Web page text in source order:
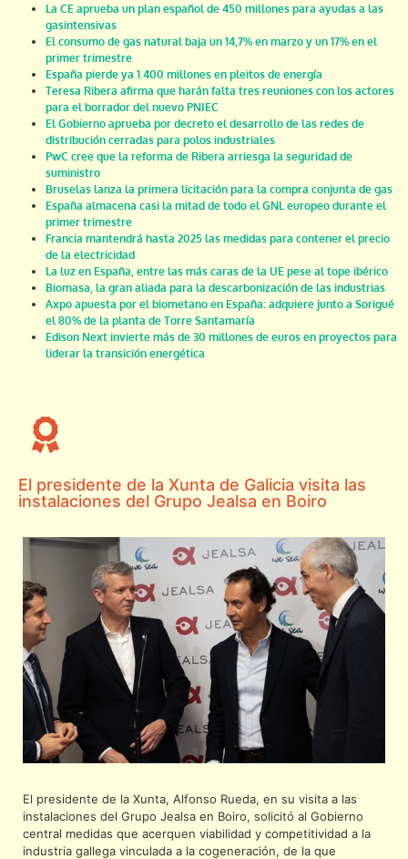
La CE aprueba un plan español de 450 millones para ayudas a las
gasintensivas
El consumo de gas natural baja un 14,7% en marzo y un 17% en el
primer trimestre
España pierde ya 1.400 millones en pleitos de energía
Teresa Ribera afirma que harán falta tres reuniones con los actores
para el borrador del nuevo PNIEC
El Gobierno aprueba por decreto el desarrollo de las redes de
distribución cerradas para polos industriales
PwC cree que la reforma de Ribera arriesga la seguridad de
suministro
Bruselas lanza la primera licitación para la compra conjunta de gas
España almacena casi la mitad de todo el GNL europeo durante el
primer trimestre
Francia mantendrá hasta 2025 las medidas para contener el precio
de la electricidad
La luz en España, entre las más caras de la UE pese al tope ibérico
Biomasa, la gran aliada para la descarbonización de las industrias
Axpo apuesta por el biometano en España: adquiere junto a Sorigué
el 80% de la planta de Torre Santamaría
Edison Next invierte más de 30 millones de euros en proyectos para
liderar la transición energética
El presidente de la Xunta de Galicia visita las
instalaciones del Grupo Jealsa en Boiro
El presidente de la Xunta, Alfonso Rueda, en su visita a las
instalaciones del Grupo Jealsa en Boiro, solicitó al Gobierno
central medidas que acerquen viabilidad y competitividad a la
industria gallega vinculada a la cogeneración, de la que